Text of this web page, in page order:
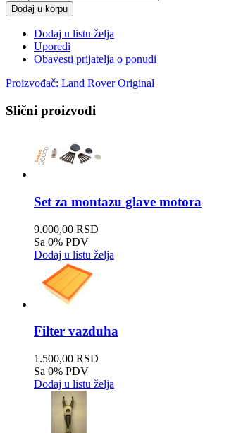
Dodaj u korpu
Dodaj u listu želja
Uporedi
Obavesti prijatelja o ponudi
Proizvođač: Land Rover Original
Slični proizvodi
Set za montazu glave motora
9.000,00 RSD
Sa 0% PDV
Dodaj u listu želja
Filter vazduha
1.500,00 RSD
Sa 0% PDV
Dodaj u listu želja